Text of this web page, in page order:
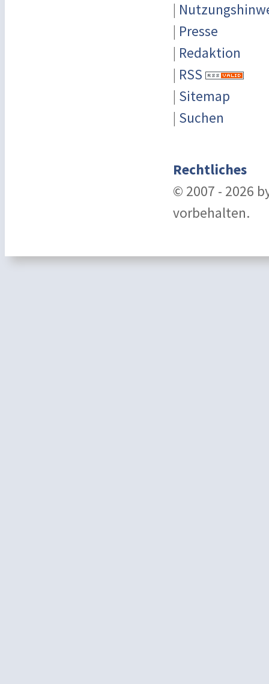
|
| Presse
| Redaktion
| RSS
| Sitemap
| Suchen
Rechtliches
© 2007 - 2026
vorbehalten.